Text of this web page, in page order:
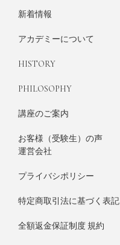
新着情報
アカデミーについて
HISTORY
PHILOSOPHY
講座のご案内
お客様（受験生）の声
運営会社
プライバシポリシー
特定商取引法に基づく表記
全額返金保証制度 規約